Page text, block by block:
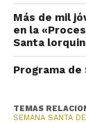
Más de mil
en la
Santa
Programa de
TEMAS
SEMANA SANTA